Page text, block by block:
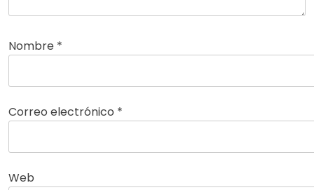
Nombre *
Correo electrónico *
Web